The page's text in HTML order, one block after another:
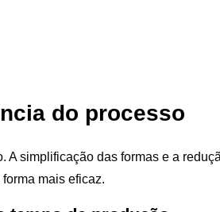
do processo
A simplificação das formas e a
mais eficaz.